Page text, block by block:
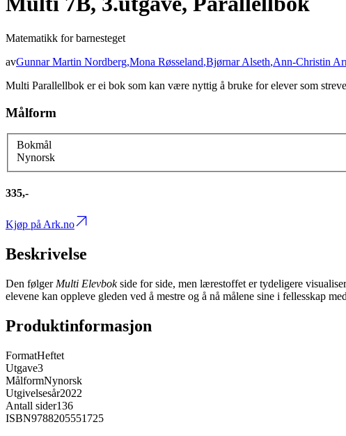
Matematikk for barnesteget
avGunnar Martin Nordberg,Mona Røsseland,Bjørnar Alseth,Ann-Christin
Multi Parallellbok er ei bok som kan være nyttig å bruke for elever som
Målform
Bokmål
Nynorsk
335,-
Kjøp på Ark.no
Beskrivelse
Den følger Multi Elevbokside for side, men lærestoffet er tydeligere
elevene kan oppleve gleden ved å mestre og å nå målene sine i fellesskap
Produktinformasjon
FormatHeftet
Utgave3
MålformNynorsk
Utgivelsesår2022
Antall sider136
ISBN9788205551725